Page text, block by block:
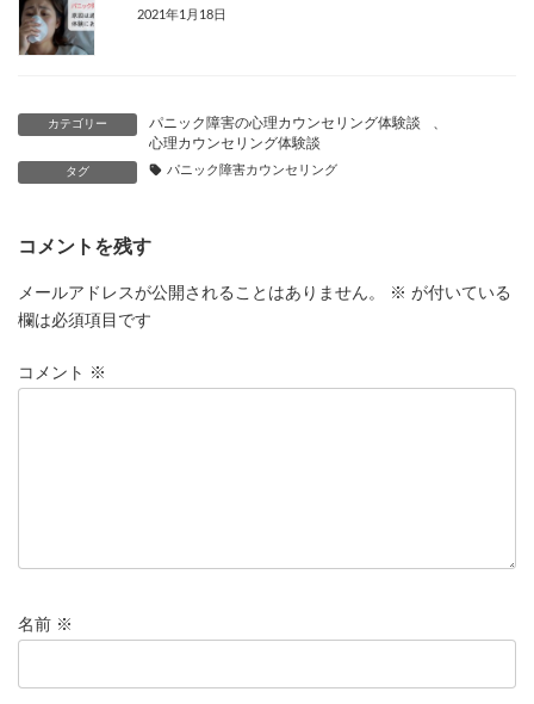
2021年1月18日
カテゴリー パニック障害の心理カウンセリング体験談
心理カウンセリング体験談
タグ パニック障害カウンセリング
コメントを残す
メールアドレスが公開されることはありません。 ※ が付いている
欄は必須項目です
コメント ※
名前 ※